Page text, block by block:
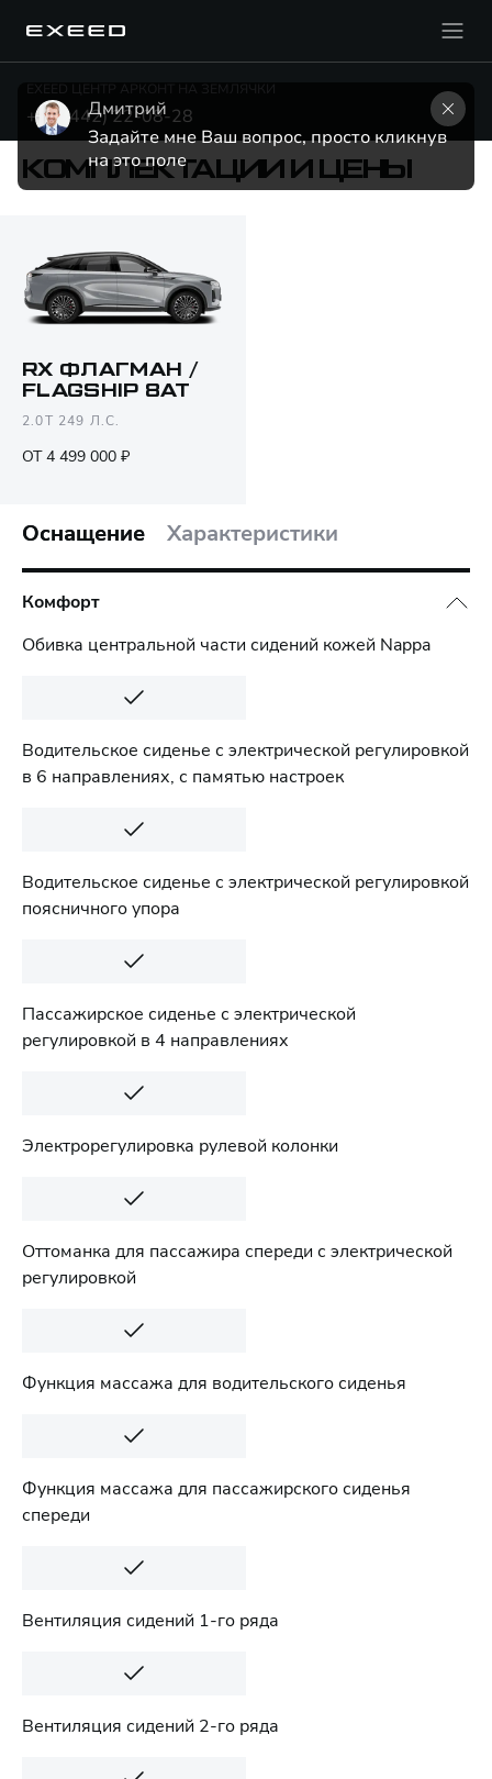
EXEED ЦЕНТР АРКОНТ НА ЗЕМЛЯЧКИ
+7 (8442) 22-08-28
КОМПЛЕКТАЦИИ И ЦЕНЫ
RX ФЛАГМАН /
FLAGSHIP 8AT
2.0T 249 Л.С.
ОТ 4 499 000 ₽
Оснащение Характеристики
Комфорт
Обивка центральной части сидений кожей Nappa
Водительское сиденье с электрической регулировкой
в 6 направлениях, с памятью настроек
Водительское сиденье с электрической регулировкой
поясничного упора
Пассажирское сиденье с электрической
регулировкой в 4 направлениях
Электрорегулировка рулевой колонки
Оттоманка для пассажира спереди с электрической
регулировкой
Функция массажа для водительского сиденья
Функция массажа для пассажирского сиденья
спереди
Вентиляция сидений 1-го ряда
Вентиляция сидений 2-го ряда
Дмитрий
Задайте мне Ваш вопрос, просто кликнув
на это поле